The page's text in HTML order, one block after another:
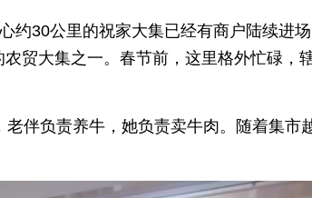
约30公里的祝家大集已经有商户陆续进
贸大集之一。春节前，这里格外忙碌，
伴负责养牛，她负责卖牛肉。随着集市